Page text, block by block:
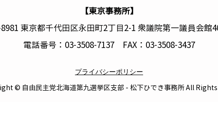
【東京事務所】
東京都千代田区永田町2丁目2-1 衆議院第一議員会館
電話番号：03-3508-7137 FAX：03-3508-3437
プライバシーポリシー
© 自由民主党北海道第九選挙区支部 - 松下ひでき事務所 All Rights